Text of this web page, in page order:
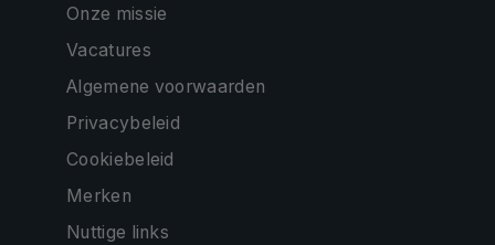
Onze missie
Vacatures
Algemene voorwaarden
Privacybeleid
Cookiebeleid
Merken
Nuttige links